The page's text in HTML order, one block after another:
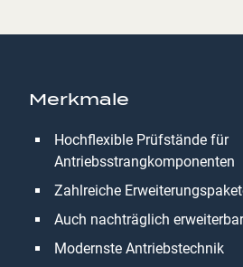
Merkmale
Hochflexible Prüfstände für
Antriebsstrangkomponenten
Zahlreiche
Auch nachträglich erweiterbar
Modernste Antriebstechnik